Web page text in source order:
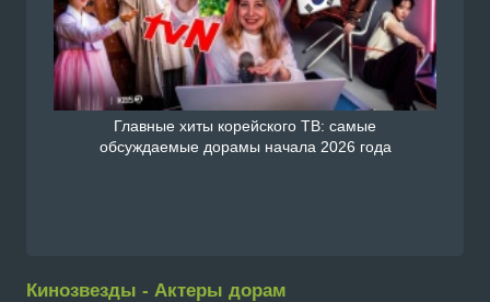
Главные хиты корейского ТВ: самые
обсуждаемые дорамы начала 2026 года
Кинозвезды - Актеры дорам